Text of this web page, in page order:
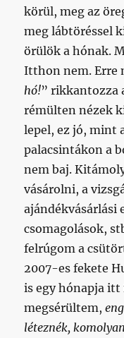
körül, meg az
meg lábtöréssel
örülök a hónak.
Itthon nem. Erre
hó!” rikkantozza
rémülten nézek
lepel, ez jó, mint
palacsintákon a
nem baj.
vásárolni, a
ajándékvásárlási
csomagolások,
felrúgom a
2007-es fekete
is egy hónapja
megsérültem,
léteznék,